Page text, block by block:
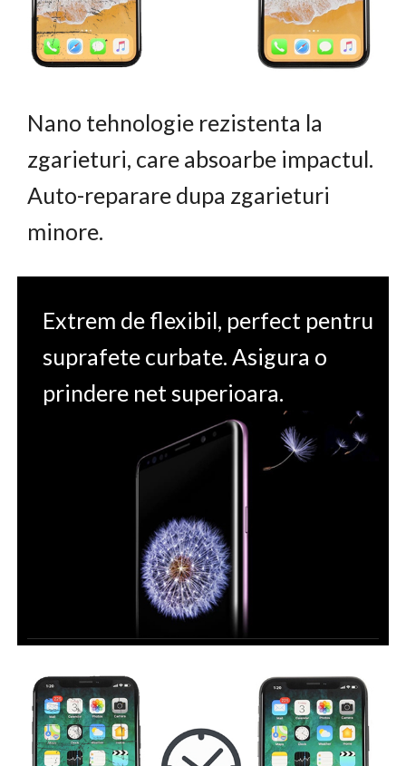
Nano tehnologie rezistenta la
zgarieturi, care absoarbe impactul.
Auto-reparare dupa zgarieturi
minore.
Extrem de flexibil, perfect pentru
suprafete curbate. Asigura o
prindere net superioara.